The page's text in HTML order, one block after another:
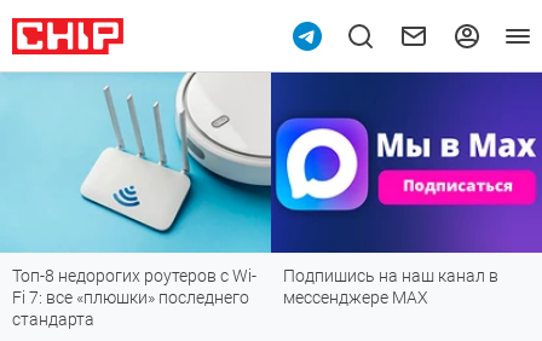
Топ-8 недорогих роутеров с Wi-
Fi 7: все «плюшки» последнего
стандарта
Подпишись на наш канал в
мессенджере МАХ